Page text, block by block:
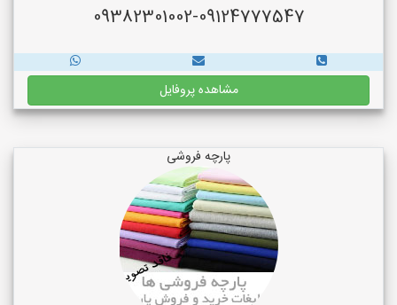
09382301002-09124777547
مشاهده پروفایل
پارچه فروشی